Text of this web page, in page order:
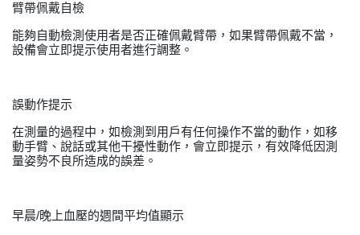
臂帶佩戴自檢
能夠自動檢測使用者是否正確佩戴臂帶，如果臂帶佩戴不當，
設備會立即提示使用者進行調整。
誤動作提示
在測量的過程中，如檢測到用戶有任何操作不當的動作，如移
動手臂、說話或其他干擾性動作，會立即提示，有效降低因測
量姿勢不良所造成的誤差。
早晨/晚上血壓的週間平均值顯示